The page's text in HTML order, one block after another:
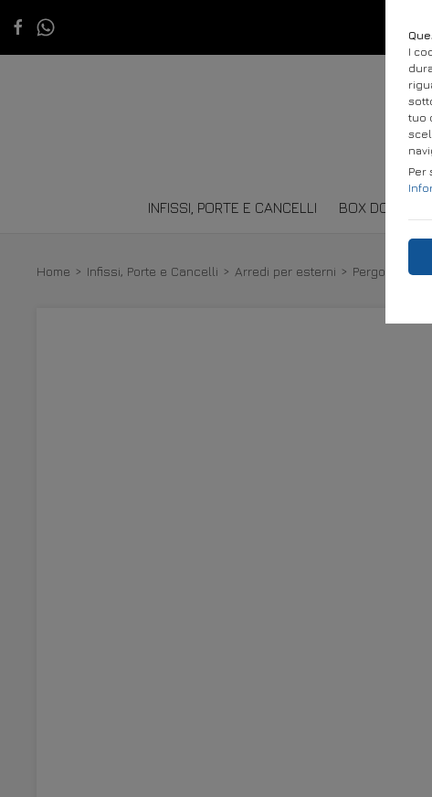
I
tuo
Per
INFISSI, PORTE E CANCELLI BOX DOCCIA
Home Infissi, Porte e Cancelli Arredi per esterni Pergole